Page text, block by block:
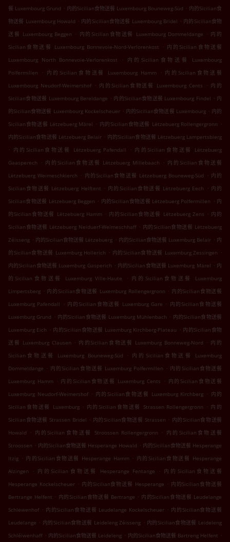
餐 Luxembourg Grund . 内的Sicilian食物送餐 Luxembourg Bouneweg-Süd . 内的Sicilian食
物送餐 Luxembourg Howald . 内的Sicilian食物送餐 Luxembourg Bridel . 内的Sicilian食物
送餐 Luxembourg Beggen
. 内的Sicilian食物送餐 Luxembourg Dommeldange . 内的
Sicilian食物送餐 Luxembourg Bonnevoie-Nord-Verlorenkost
. 内的Sicilian食物送餐
Luxembourg North Bonnevoie-Verlorenkost
.
内的Sicilian食物送餐 Luxembourg
Polfermillen
. 内的Sicilian食物送餐 Luxembourg Hamm . 内的Sicilian食物送餐
Luxembourg Neudorf-Weimershof . 内的Sicilian食物送餐 Luxembourg Cents . 内的
Sicilian食物送餐 Luxembourg Bereldange . 内的Sicilian食物送餐 Luxembourg Findel . 内
的Sicilian食物送餐 Luxembourg Kockelscheuer . 内的Sicilian食物送餐 Luxembourg . 内的
Sicilian食物送餐 Lëtzebuerg Märel . 内的Sicilian食物送餐 Lëtzebuerg Rollengergronn .
内的Sicilian食物送餐 Lëtzebuerg Belair . 内的Sicilian食物送餐 Lëtzebuerg Lampertsbierg
. 内的Sicilian食物送餐 Lëtzebuerg Pafendall . 内的Sicilian食物送餐 Lëtzebuerg
Gaasperech
. 内的Sicilian食物送餐 Lëtzebuerg Millebaach . 内的Sicilian食物送餐
Lëtzebuerg Weimeschkierch . 内的Sicilian食物送餐 Lëtzebuerg Bouneweg-Süd . 内的
Sicilian食物送餐 Lëtzebuerg Helftent . 内的Sicilian食物送餐 Lëtzebuerg Eech . 内的
Sicilian食物送餐 Lëtzebuerg Beggen . 内的Sicilian食物送餐 Lëtzebuerg Polfermillen . 内
的Sicilian食物送餐 Lëtzebuerg Hamm . 内的Sicilian食物送餐 Lëtzebuerg Zens . 内的
Sicilian食物送餐 Lëtzebuerg Neiduerf-Weimeschhaff . 内的Sicilian食物送餐 Lëtzebuerg
Zéisseng . 内的Sicilian食物送餐 Lëtzebuerg . 内的Sicilian食物送餐 Luxemburg Belair . 内
的Sicilian食物送餐 Luxemburg Hollerich . 内的Sicilian食物送餐 Luxemburg Zessingen .
内的Sicilian食物送餐 Luxemburg Gasperich . 内的Sicilian食物送餐 Luxemburg Märel . 内
的Sicilian食物送餐 Luxemburg Ville-Haute
. 内的Sicilian食物送餐 Luxemburg
Limpertsberg . 内的Sicilian食物送餐 Luxemburg Rollengergronn . 内的Sicilian食物送餐
Luxemburg Pafendall
. 内的Sicilian食物送餐 Luxemburg Gare . 内的Sicilian食物送餐
Luxemburg Grund . 内的Sicilian食物送餐 Luxemburg Mühlenbach . 内的Sicilian食物送餐
Luxemburg Eich . 内的Sicilian食物送餐 Luxemburg Kirchberg-Plateau . 内的Sicilian食物
送餐 Luxemburg Clausen . 内的Sicilian食物送餐 Luxemburg Bonneweg-Nord . 内的
Sicilian食物送餐 Luxemburg Bouneweg-Süd
. 内的Sicilian食物送餐 Luxemburg
Dommeldange . 内的Sicilian食物送餐 Luxemburg Polfermillen . 内的Sicilian食物送餐
Luxemburg Hamm
. 内的Sicilian食物送餐 Luxemburg Cents . 内的Sicilian食物送餐
Luxemburg Neudorf-Weimershof . 内的Sicilian食物送餐 Luxemburg Kirchberg . 内的
Sicilian食物送餐 Luxemburg . 内的Sicilian食物送餐 Strassen Rollengergronn . 内的
Sicilian食物送餐 Strassen Bridel . 内的Sicilian食物送餐 Strassen . 内的Sicilian食物送餐
Howald
. 内的Sicilian食物送餐 Stroossen Rollengergronn . 内的Sicilian食物送餐
Stroossen . 内的Sicilian食物送餐 Hesperange Howald . 内的Sicilian食物送餐 Hesperange
Itzig . 内的Sicilian食物送餐 Hesperange Hamm . 内的Sicilian食物送餐 Hesperange
Alzingen
. 内的Sicilian食物送餐 Hesperange Fentange . 内的Sicilian食物送餐
Hesperange Kockelscheuer . 内的Sicilian食物送餐 Hesperange . 内的Sicilian食物送餐
Bertrange Helfent . 内的Sicilian食物送餐 Bertrange . 内的Sicilian食物送餐 Leudelange
Schlewenhof . 内的Sicilian食物送餐 Leudelange Kockelscheuer . 内的Sicilian食物送餐
Leudelange . 内的Sicilian食物送餐 Leideleng Zéisseng . 内的Sicilian食物送餐 Leideleng
Schléiwenhaff . 内的Sicilian食物送餐 Leideleng . 内的Sicilian食物送餐 Bartreng Helfent .